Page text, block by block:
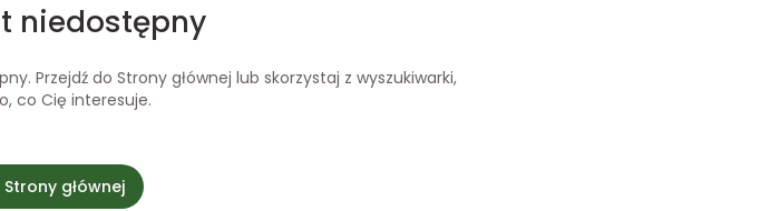
niedostępny
Przejdź do Strony głównej lub skorzystaj z wyszukiwarki,
co Cię interesuje.
głównej